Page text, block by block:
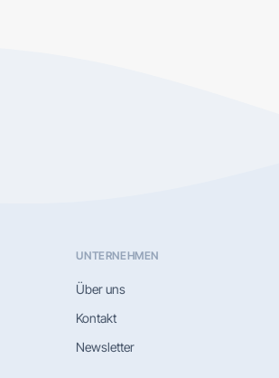
UNTERNEHMEN
Über uns
Kontakt
Newsletter